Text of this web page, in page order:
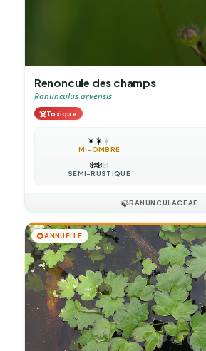
Renoncule des champs
Ranunculus arvensis
☠️Toxique
☀️☀️☀️
MI-OMBRE
❄️❄️❄️
SEMI-RUSTIQUE
🍃RANUNCULACEAE
🌻ANNUELLE